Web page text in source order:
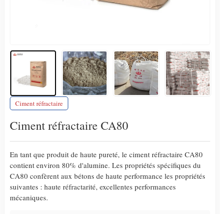
Ciment réfractaire
Ciment réfractaire CA80
En tant que produit de haute pureté, le ciment réfractaire CA80
contient environ 80% d'alumine. Les propriétés spécifiques du
CA80 confèrent aux bétons de haute performance les propriétés
suivantes : haute réfractarité, excellentes performances
mécaniques.